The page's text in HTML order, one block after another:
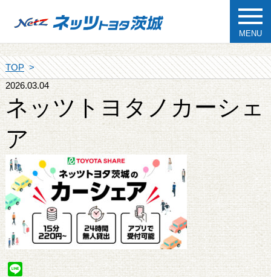
MENU
TOP
2026.03.04
ネッツトヨタノカーシェ
ア
Line